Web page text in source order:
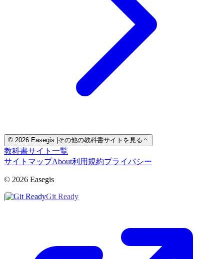
© 2026 Easegis その他の教科書サイトを見る
教科書サイト一覧
サイトマップAbout利用規約プライバシー
© 2026 Easegis
|
Git Ready